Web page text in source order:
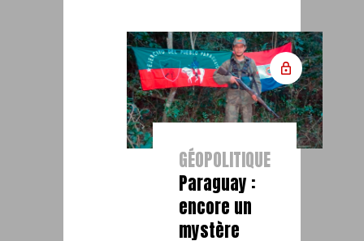
GÉOPOLITIQUE
Paraguay :
encore un
mystère